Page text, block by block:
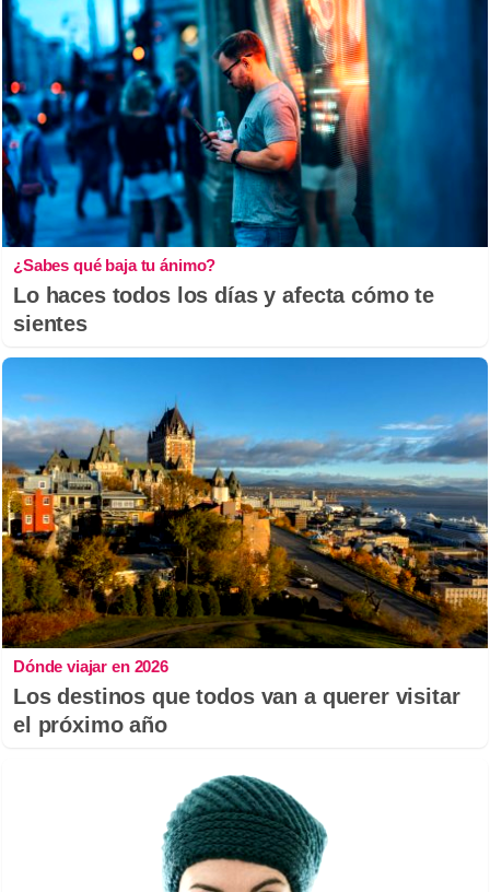
¿Sabes qué baja tu ánimo?
Lo haces todos los días y afecta cómo te
sientes
Dónde viajar en 2026
Los destinos que todos van a querer visitar
el próximo año